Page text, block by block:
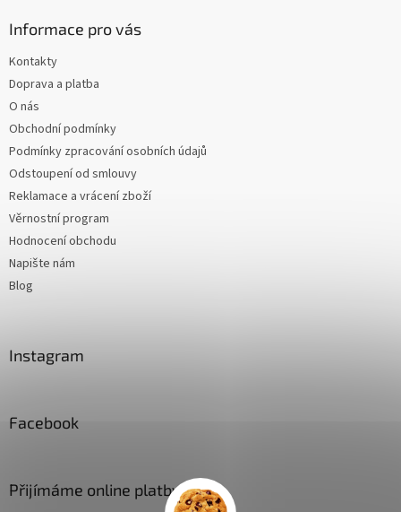
Informace pro vás
Kontakty
Doprava a platba
O nás
Obchodní podmínky
Podmínky zpracování osobních údajů
Odstoupení od smlouvy
Reklamace a vrácení zboží
Věrnostní program
Hodnocení obchodu
Napište nám
Blog
Instagram
Facebook
Přijímáme online platby